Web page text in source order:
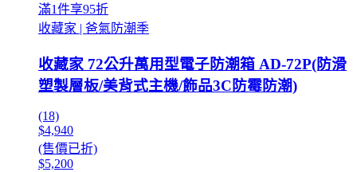
滿1件享95折
收藏家 | 爸氣防潮季
收藏家 72公升萬用型電子防潮箱 AD-72P(防滑
塑製層板/美背式主機/飾品3C防霉防潮)
(18)
$4,940
(售價已折)
$5,200